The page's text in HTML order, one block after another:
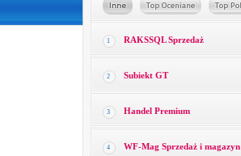
1 RAKSSQL Sprzedaż
2 Subiekt GT
3 Handel Premium
4 WF-Mag Sprzedaż i magazyn